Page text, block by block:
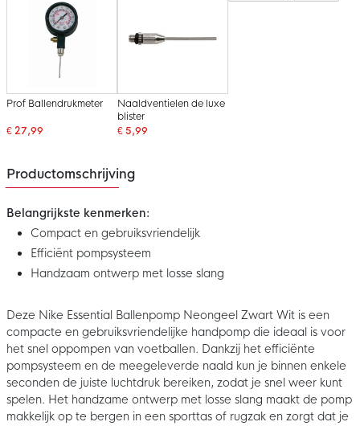
Prof Ballendrukmeter
€ 27,99
Naaldventielen de luxe
blister
€ 5,99
Productomschrijving
Belangrijkste kenmerken:
Compact en gebruiksvriendelijk
Efficiënt pompsysteem
Handzaam ontwerp met losse slang
Deze Nike Essential Ballenpomp Neongeel Zwart Wit is een
compacte en gebruiksvriendelijke handpomp die ideaal is voor
het snel oppompen van voetballen. Dankzij het efficiënte
pompsysteem en de meegeleverde naald kun je binnen enkele
seconden de juiste luchtdruk bereiken, zodat je snel weer kunt
spelen. Het handzame ontwerp met losse slang maakt de pomp
makkelijk op te bergen in een sporttas of rugzak en zorgt dat je